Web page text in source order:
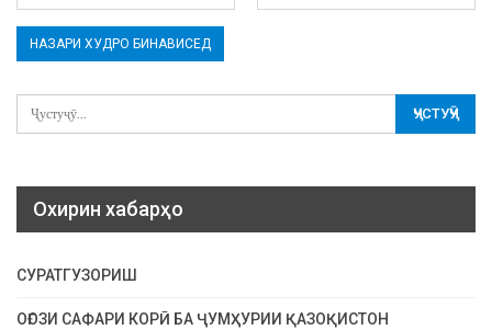
Охирин хабарҳо
СУРАТГУЗОРИШ
ОҒОЗИ САФАРИ КОРӢ БА ҶУМҲУРИИ ҚАЗОҚИСТОН